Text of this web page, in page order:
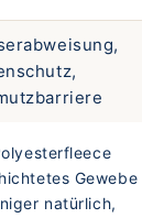
Gewebe
natürlich,